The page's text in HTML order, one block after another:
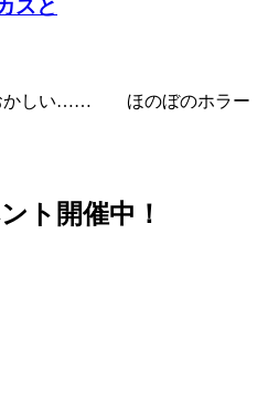
スと
かしい…… ほのぼのホラー
ト開催中！